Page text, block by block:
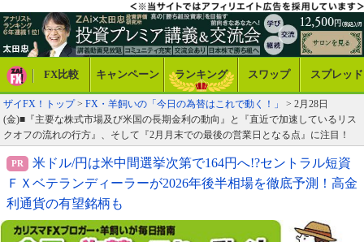
FX比較 キャンペーン ランキング スワップ スプレッド
ザイFX！トップ> FX・羊飼いの「今日の為替はこれで動く！」
> 2月28日
(金)■『主要な株式市場及び米国の長期金利の動向』と『直近で加速しているリス
クオフの流れの行方』、そして『2月月末での最後の営業日となる点』に注目！
米ドル/円は米中間選挙次第で164円へ!?セントラル短資
ＦＸベテランディーラーが2026年後半相場を徹底予測！高金
利通貨の有望銘柄も